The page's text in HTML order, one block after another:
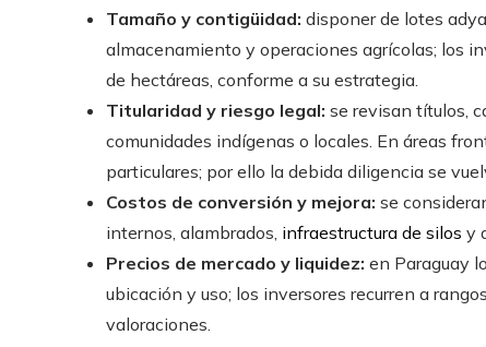
Tamaño y contigüidad: disponer de lotes
almacenamiento y operaciones agrícolas; los
de hectáreas, conforme a su estrategia.
Titularidad y riesgo legal: se revisan títulos,
comunidades indígenas o locales. En áreas
particulares; por ello la debida diligencia se
Costos de conversión y mejora: se
internos, alambrados, infraestructura de silos y
Precios de mercado y liquidez: en Paraguay
ubicación y uso; los inversores recurren a
valoraciones.